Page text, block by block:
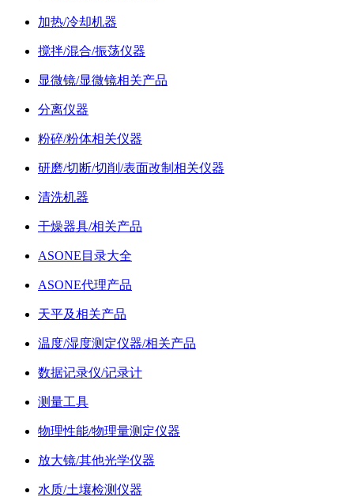
加热/冷却机器
搅拌/混合/振荡仪器
显微镜/显微镜相关产品
分离仪器
粉碎/粉体相关仪器
研磨/切断/切削/表面改制相关仪器
清洗机器
干燥器具/相关产品
ASONE目录大全
ASONE代理产品
天平及相关产品
温度/湿度测定仪器/相关产品
数据记录仪/记录计
测量工具
物理性能/物理量测定仪器
放大镜/其他光学仪器
水质/土壤检测仪器